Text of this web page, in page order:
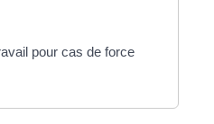
pour cas de force